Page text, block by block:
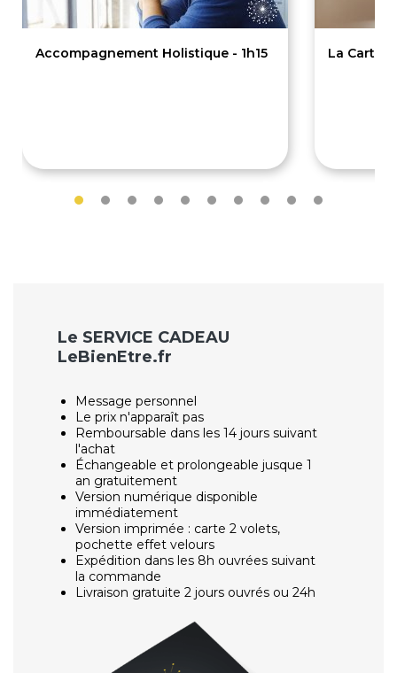
Accompagnement Holistique - 1h15 La
Le SERVICE CADEAU
LeBienEtre.fr
Message personnel
Le prix n'apparaît pas
Remboursable dans les 14 jours suivant
l'achat
Échangeable et prolongeable jusque 1
an gratuitement
Version numérique disponible
immédiatement
Version imprimée : carte 2 volets,
pochette effet velours
Expédition dans les 8h ouvrées suivant
la commande
Livraison gratuite 2 jours ouvrés ou 24h